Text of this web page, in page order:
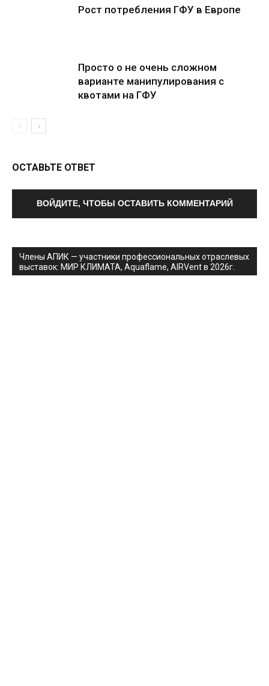
Рост потребления ГФУ в Европе
Просто о не очень сложном
варианте манипулирования с
квотами на ГФУ
ОСТАВЬТЕ ОТВЕТ
ВОЙДИТЕ, ЧТОБЫ ОСТАВИТЬ КОММЕНТАРИЙ
Члены АПИК — участники профессиональных отраслевых
выставок: МИР КЛИМАТА, Aquaflame, AIRVent в 2026г.